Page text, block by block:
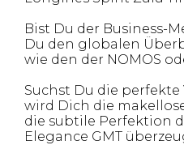
Bist Du der Business-
Du den globalen
wie den der NOMOS
Suchst Du die
wird Dich die
die subtile Perfektion
Elegance GMT